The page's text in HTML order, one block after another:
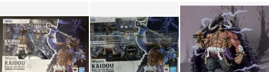
型)
ウ ワンピｰ
ス/S.H.Figuarts(フィギ
ュアｰツ)